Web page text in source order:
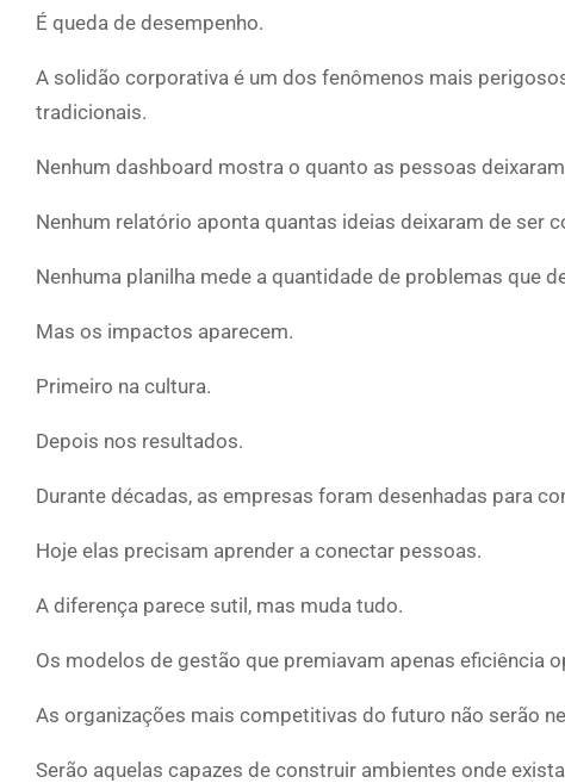
É queda de desempenho.
A solidão corporativa é um dos fenômenos mais
tradicionais.
Nenhum dashboard mostra o quanto as pessoas
Nenhum relatório aponta quantas ideias deixaram de ser
Nenhuma planilha mede a quantidade de problemas que
Mas os impactos aparecem.
Primeiro na cultura.
Depois nos resultados.
Durante décadas, as empresas foram desenhadas para
Hoje elas precisam aprender a conectar pessoas.
A diferença parece sutil, mas muda tudo.
Os modelos de gestão que premiavam apenas eficiência
As organizações mais competitivas do futuro não serão
Serão aquelas capazes de construir ambientes onde